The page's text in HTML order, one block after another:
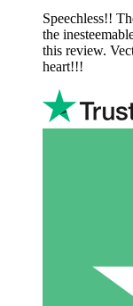
Speechless!!
the
this review.
heart!!!